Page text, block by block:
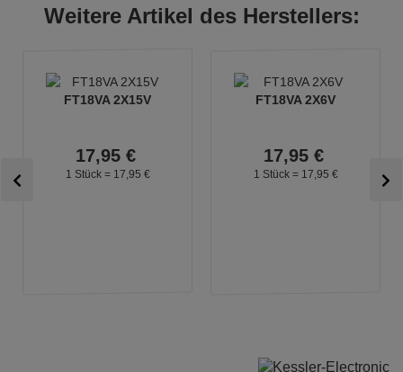
Weitere Artikel des Herstellers:
FT18VA 2X15V
17,95 €
1 Stück = 17, 95 €
FT18VA 2X6V
17,95 €
1 Stück = 17, 95 €